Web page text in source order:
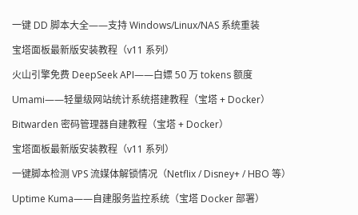
一键 DD 脚本大全——支持 Windows/Linux/NAS 系统重装
宝塔面板最新版安装教程（v11 系列）
火山引擎免费 DeepSeek API——白嫖 50 万 tokens 额度
Umami——轻量级网站统计系统搭建教程（宝塔 + Docker）
Bitwarden 密码管理器自建教程（宝塔 + Docker）
宝塔面板最新版安装教程（v11 系列）
一键脚本检测 VPS 流媒体解锁情况（Netflix / Disney+ / HBO 等）
Uptime Kuma——自建服务监控系统（宝塔 Docker 部署）